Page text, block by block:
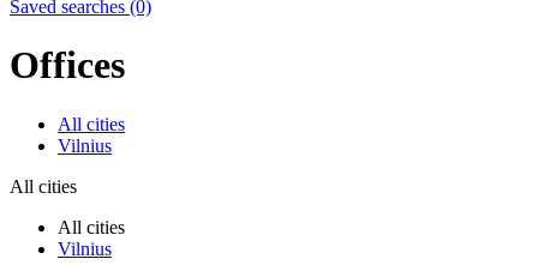
Saved searches (0)
Offices
All cities
Vilnius
All cities
All cities
Vilnius